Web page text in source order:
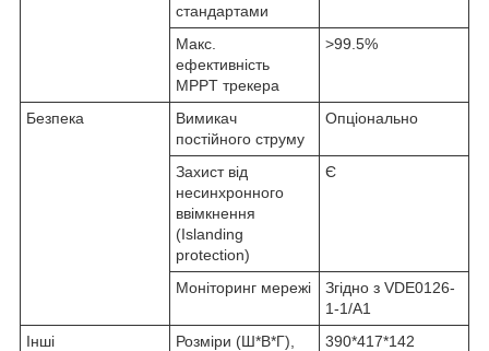
стандартами
Макс.
ефективність
MPPT трекера
>99.5%
Безпека
Вимикач
постійного струму
Опціонально
Захист від
несинхронного
ввімкнення
(Islanding
protection)
Є
Моніторинг мережі
Згідно з VDE0126-
1-1/A1
Інші
Розміри (Ш*В*Г),
390*417*142